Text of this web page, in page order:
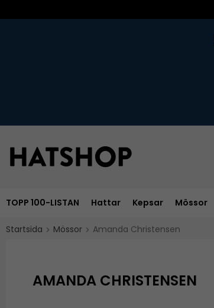
TOPP 100-LISTAN Hattar Kepsar Mössor
Startsida Mössor Amanda Christensen
AMANDA CHRISTENSEN